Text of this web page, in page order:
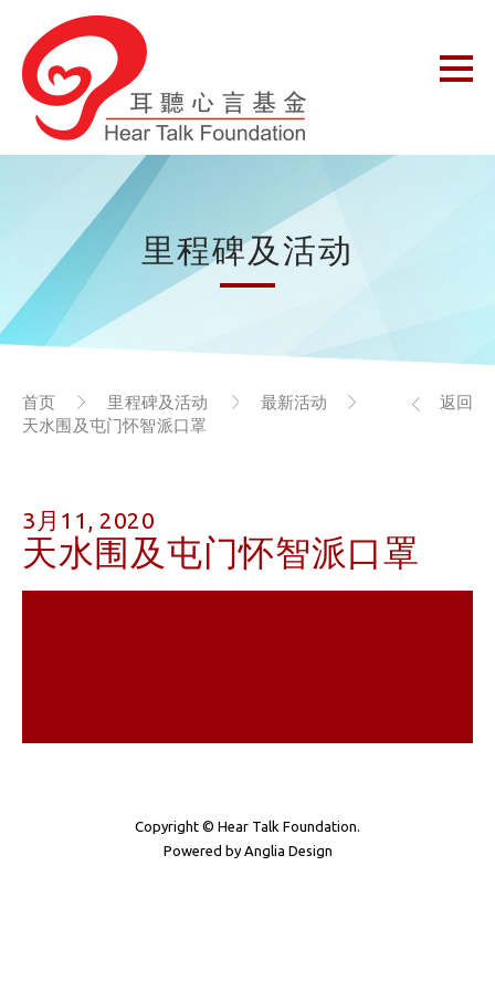
里程碑及活动
首页 里程碑及活动
最新活动
天水围及屯门怀智派口罩
返回
3月11, 2020
天水围及屯门怀智派口罩
Copyright © Hear Talk Foundation.
Powered by Anglia Design